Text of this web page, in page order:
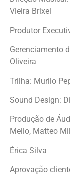
Vieira Brixel
Produtor
Gerenciamento
Oliveira
Trilha: Murilo
Sound Design:
Produção de
Mello, Matteo
Érica Silva
Aprovação